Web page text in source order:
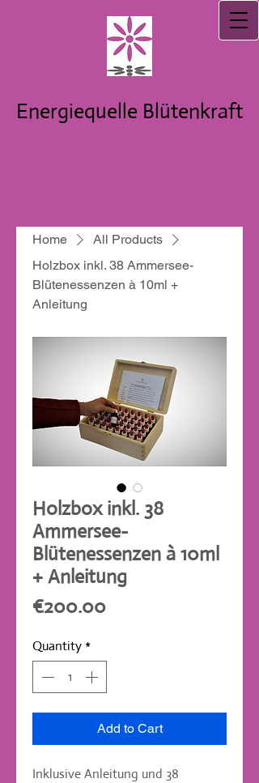
Energiequelle Blütenkraft
Home
All Products
Holzbox inkl. 38 Ammersee-
Blütenessenzen à 10ml +
Anleitung
Holzbox inkl. 38
Ammersee-
Blütenessenzen à 10ml
+ Anleitung
€200.00Price
Quantity *
Add to Cart
Inklusive Anleitung und 38